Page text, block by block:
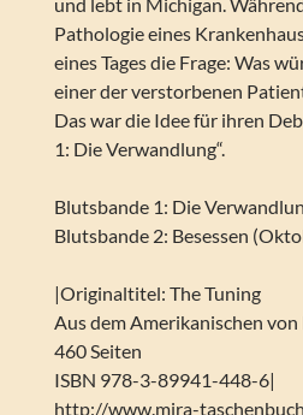
Pathologie eines
eines Tages die Frage: Was
einer der verstorbenen
Das war die Idee für ihren
1: Die Verwandlung“.
Blutsbande 1: Die
Blutsbande 2: Besessen
|Originaltitel: The Tuning
Aus dem Amerikanischen
460 Seiten
ISBN 978-3-89941-448-6|
http://www.mira-